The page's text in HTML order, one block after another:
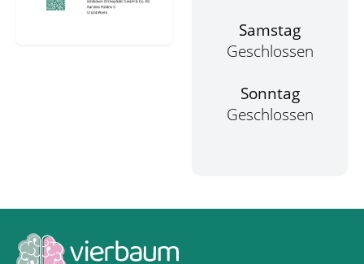
Samstag
Geschlossen
Sonntag
Geschlossen